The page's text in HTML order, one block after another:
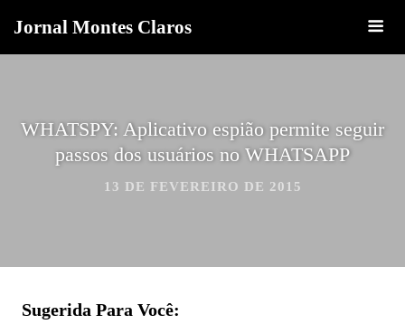
Jornal Montes Claros
WHATSPY: Aplicativo espião permite seguir
passos dos usuários no WHATSAPP
13 DE FEVEREIRO DE 2015
Sugerida Para Você: